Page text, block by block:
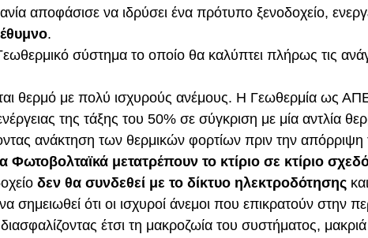
αποφάσισε να ιδρύσει ένα πρότυπο ξενοδοχείο,
.
σύστημα το οποίο θα καλύπτει πλήρως τις
θερμό με πολύ ισχυρούς ανέμους. Η Γεωθερμία ως
της τάξης του 50% σε σύγκριση με μία αντλία
ανάκτηση των θερμικών φορτίων πριν την
μετατρέπουν το κτίριο σε κτίριο
δεν θα συνδεθεί με το δίκτυο ηλεκτροδότησης
να σημειωθεί ότι οι ισχυροί άνεμοι που επικρατούν
διασφαλίζοντας έτσι τη μακροζωία του συστήματος,